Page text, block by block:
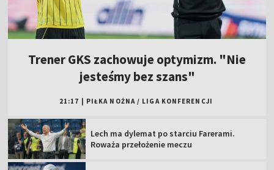
Trener GKS zachowuje optymizm. "Nie
jesteśmy bez szans"
21:17 PIŁKA NOŻNA / LIGA KONFERENCJI
Lech ma dylemat po starciu Farerami.
Roważa przełożenie meczu